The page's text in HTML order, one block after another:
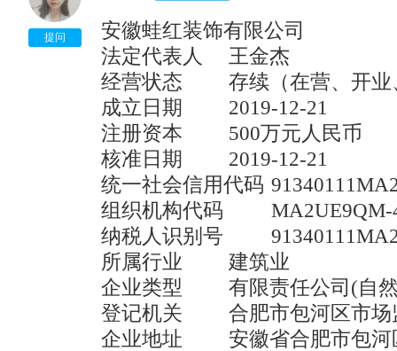
提问
安徽蛙红装饰有限公司
法定代表人	王金杰
经营状态	        存续（在营、开业、在册）
成立日期	        2019-12-21
注册资本	        500万元人民币
核准日期	        2019-12-21
统一社会信用代码	91340111MA2UE9QM48
组织机构代码	        MA2UE9QM-4
纳税人识别号	        91340111MA2UE9QM48
所属行业	        建筑业
企业类型	        有限责任公司(自然人投资或控股)
登记机关	        合肥市包河区市场监督管理局
企业地址	        安徽省合肥市包河区徽州大道418号金万通大厦20